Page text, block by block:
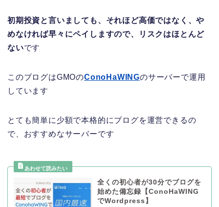
初期投資と言いましても、それほど高価ではなく、や
めなければ早々にペイしますので、リスクはほとんど
ないです
このブログはGMOのConoHaWINGのサーバーで運用
しています
とても簡単に少額で本格的にブログを運営できるの
で、おすすめなサーバーです
全くの初心者が30分でブログを
始めた備忘録【ConoHaWING
でWordpress】